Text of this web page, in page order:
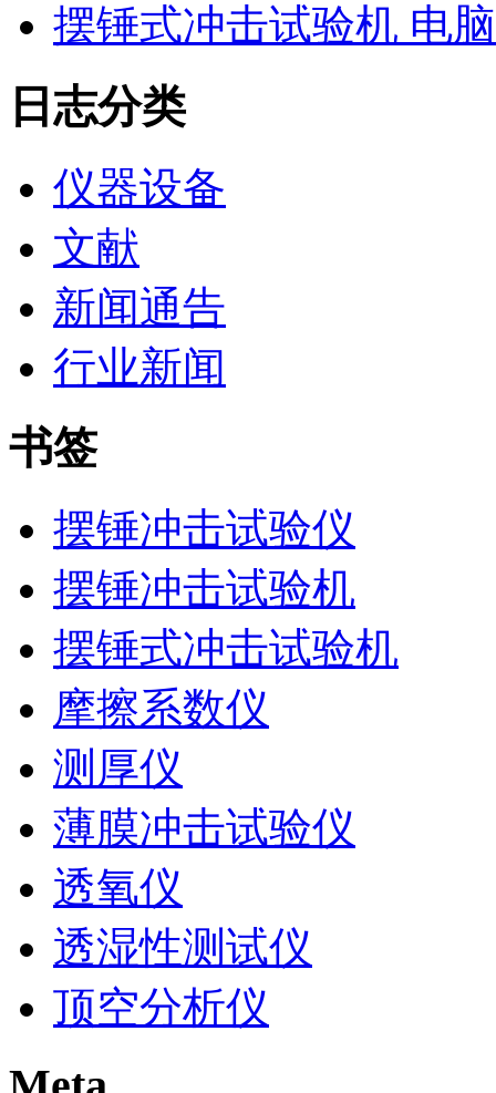
摆锤式冲击试验机 电
日志分类
仪器设备
文献
新闻通告
行业新闻
书签
摆锤冲击试验仪
摆锤冲击试验机
摆锤式冲击试验机
摩擦系数仪
测厚仪
薄膜冲击试验仪
透氧仪
透湿性测试仪
顶空分析仪